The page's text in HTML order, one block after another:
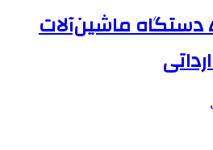
بازدید وزیر راه از ۵۰ دستگاه ماشین‌آلات